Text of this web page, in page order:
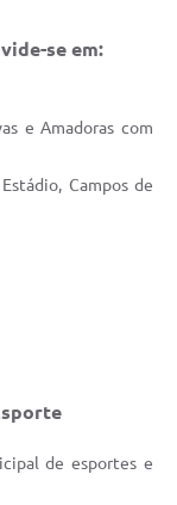
se em:
e Amadoras com
Campos de
de esportes e